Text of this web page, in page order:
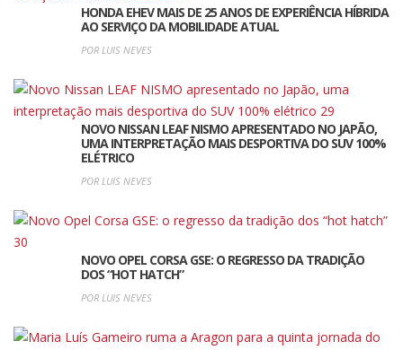
HONDA EHEV MAIS DE 25 ANOS DE EXPERIÊNCIA HÍBRIDA
AO SERVIÇO DA MOBILIDADE ATUAL
POR LUIS NEVES
NOVO NISSAN LEAF NISMO APRESENTADO NO JAPÃO,
UMA INTERPRETAÇÃO MAIS DESPORTIVA DO SUV 100%
ELÉTRICO
POR LUIS NEVES
NOVO OPEL CORSA GSE: O REGRESSO DA TRADIÇÃO
DOS “HOT HATCH”
POR LUIS NEVES